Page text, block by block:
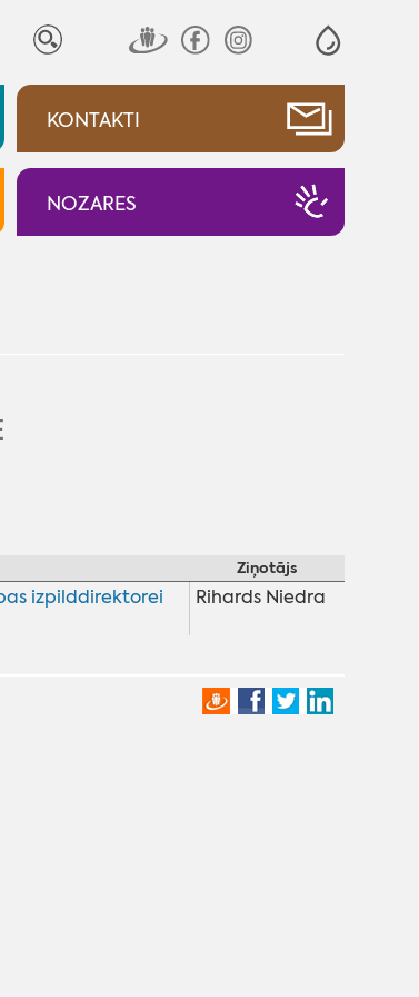
KONTAKTI
NOZARES
Ziņotājs
izpilddirektorei
Rihards Niedra